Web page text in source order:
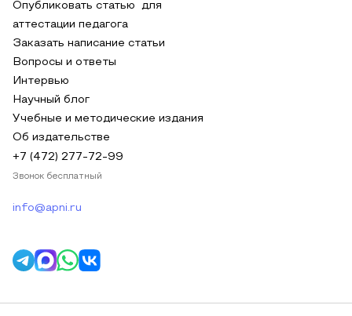
Опубликовать статью для
аттестации педагога
Заказать написание статьи
Вопросы и ответы
Интервью
Научный блог
Учебные и методические издания
Об издательстве
+7 (472) 277-72-99
Звонок бесплатный
info@apni.ru